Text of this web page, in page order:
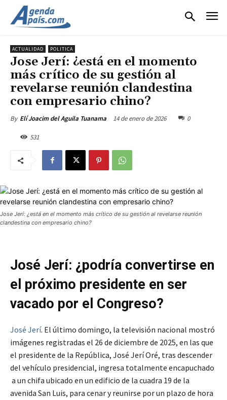
ACTUALIDAD POLITICA
Jose Jerí: ¿está en el momento
más crítico de su gestión al
revelarse reunión clandestina
con empresario chino?
By Elí Joacim del Aguila Tuanama 14 de enero de 2026 0
531
Jose Jerí: ¿está en el momento más crítico de su gestión al revelarse reunión
clandestina con empresario chino?
José Jerí: ¿podría convertirse en
el próximo presidente en ser
vacado por el Congreso?
José Jerí. El último domingo, la televisión nacional mostró
imágenes registradas el 26 de diciembre de 2025, en las que
el presidente de la República, José Jerí Oré, tras descender
del vehículo presidencial, ingresa totalmente encapuchado
a un chifa ubicado en un edificio de la cuadra 19 de la
avenida San Luis, para cenar y reunirse por un plazo de hora